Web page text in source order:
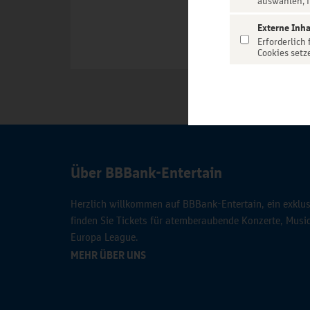
Über BBBank-Entertain
Herzlich willkommen auf BBBank-Entertain, ein
finden Sie Tickets für atemberaubende Konzerte,
Europa League.
MEHR ÜBER UNS
Externe
Erforderlich
Cookies